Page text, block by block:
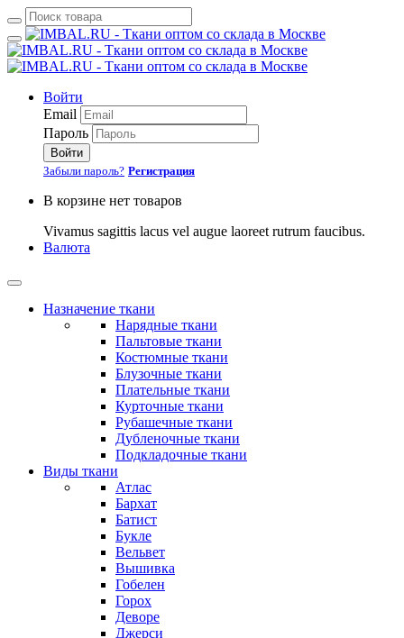
Войти
Email
Пароль
Войти
Забыли пароль? Регистрация
В корзине нет товаров
Vivamus sagittis lacus vel augue laoreet rutrum faucibus.
Валюта
Назначение ткани
Нарядные ткани
Пальтовые ткани
Костюмные ткани
Блузочные ткани
Плательные ткани
Курточные ткани
Рубашечные ткани
Дубленочные ткани
Подкладочные ткани
Виды ткани
Атлас
Бархат
Батист
Букле
Вельвет
Вышивка
Гобелен
Горох
Деворе
Джерси